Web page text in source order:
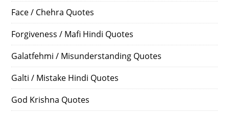
Face / Chehra Quotes
Forgiveness / Mafi Hindi Quotes
Galatfehmi / Misunderstanding Quotes
Galti / Mistake Hindi Quotes
God Krishna Quotes